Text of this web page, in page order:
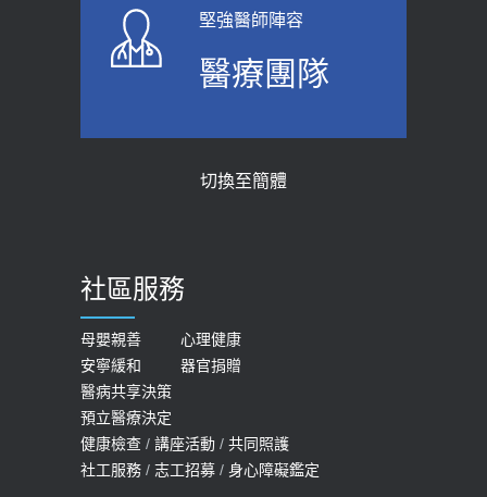
上班常待在冷氣房？小心泌尿道感染
醫示警：1病症嚴重恐喪命
2026-05-21
女性必看國健署公費懶人包！這幾項檢
查完全免費 沒做虧大了
2026-05-14
骨科魏志定主任接受專訪 【年代電視
質密度檢查！醫：注意5重點可逆轉
膝蓋退化有9大部位 骨科醫坦言：不
一定得換人工關節
2019-10-08
20歲迪士尼男星因癲癇猝逝 老人小
孩最好發、醫師點出8大前兆
2019-07-09
堅強醫師陣容
醫療團隊
切換至簡體
社區服務
母嬰親善
心理健康
安寧緩和
器官捐贈
醫病共享決策
預立醫療決定
健康檢查 / 講座活動 / 共同照護
社工服務 / 志工招募 / 身心障礙鑑定